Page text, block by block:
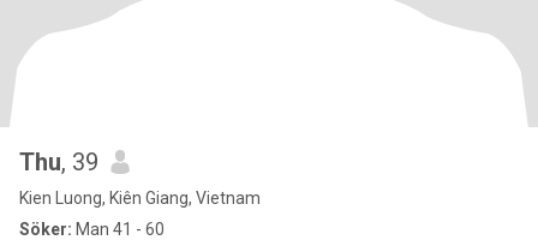
Thu, 39
Kien Luong, Kiên Giang, Vietnam
Söker: Man 41 - 60